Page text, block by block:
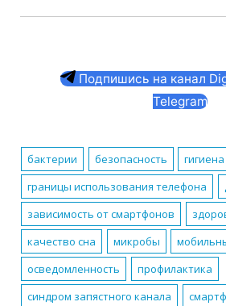
Подпишись на канал
Telegram
бактерии безопасность
гигиена
границы использования телефона
зависимость от смартфонов
качество сна
микробы
осведомленность
профилактика
синдром запястного канала